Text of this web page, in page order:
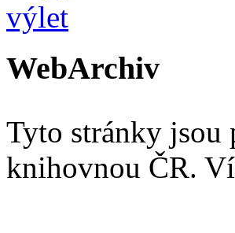
WebArchiv
Tyto stránky jsou
knihovnou ČR.